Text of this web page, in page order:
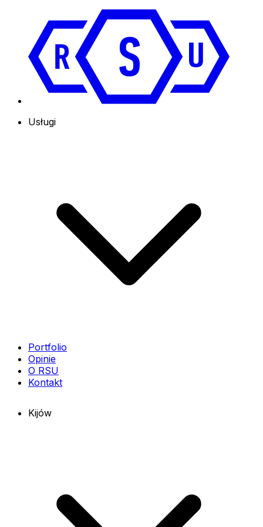
Usługi
Portfolio
Opinie
O RSU
Kontakt
Kijów